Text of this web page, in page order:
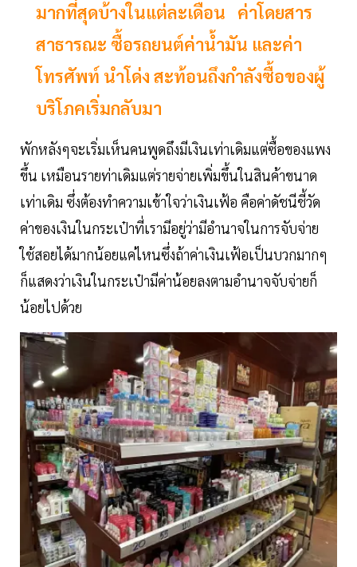
มากที่สุดบ้างในแต่ละเดือน ค่าโดยสาร
สาธารณะ ซื้อรถยนต์ค่าน้ำมัน และค่า
โทรศัพท์ นำโด่ง สะท้อนถึงกำลังซื้อของผู้
บริโภคเริ่มกลับมา
พักหลังๆจะเริ่มเห็นคนพูดถึงมีเงินเท่าเดิมแต่ซื้อของแพง
ขึ้น เหมือนรายท่าเดิมแต่รายจ่ายเพิ่มขึ้นในสินค้าขนาด
เท่าเดิม ซึ่งต้องทำความเข้าใจว่าเงินเฟ้อ คือค่าดัชนีชี้วัด
ค่าของเงินในกระเป๋าที่เรามีอยู่ว่ามีอำนาจในการจับจ่าย
ใช้สอยได้มากน้อยแค่ไหนซึ่งถ้าค่าเงินเฟ้อเป็นบวกมากๆ
ก็แสดงว่าเงินในกระเป๋ามีค่าน้อยลงตามอำนาจจับจ่ายก็
น้อยไปด้วย